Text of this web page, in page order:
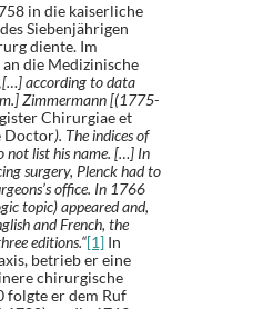
in die kaiserliche
Siebenjährigen
diente. Im
die Medizinische
according to data
Zimmermann [(1775-
Chirurgiae et
Doctor). The indices of
not list his name. […] In
surgery, Plenck had to
office. In 1766
topic) appeared and,
and French, the
editions.“[1] In
betrieb er eine
chirurgische
folgte er dem Ruf